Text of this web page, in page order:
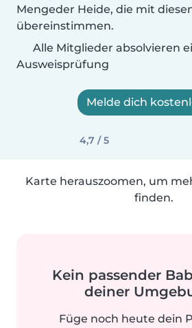
Mengeder Heide, die mit
übereinstimmen.
Alle Mitglieder absolvieren
Ausweisprüfung
Melde dich
4,7 / 5
Karte herauszoomen, um
finden.
Kein passender
deiner
Füge noch heute dein